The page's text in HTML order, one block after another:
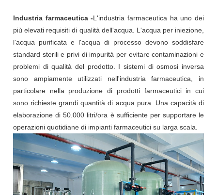
Industria farmaceutica -L'industria farmaceutica ha uno dei
più elevati requisiti di qualità dell'acqua. L'acqua per iniezione,
l'acqua purificata e l'acqua di processo devono soddisfare
standard sterili e privi di impurità per evitare contaminazioni e
problemi di qualità del prodotto. I sistemi di osmosi inversa
sono ampiamente utilizzati nell'industria farmaceutica, in
particolare nella produzione di prodotti farmaceutici in cui
sono richieste grandi quantità di acqua pura. Una capacità di
elaborazione di 50.000 litri/ora è sufficiente per supportare le
operazioni quotidiane di impianti farmaceutici su larga scala.